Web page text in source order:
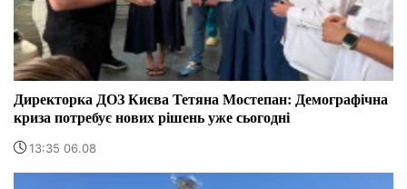
Директорка ДОЗ Києва Тетяна Мостепан: Демографічна
криза потребує нових рішень уже сьогодні
13:35 06.08